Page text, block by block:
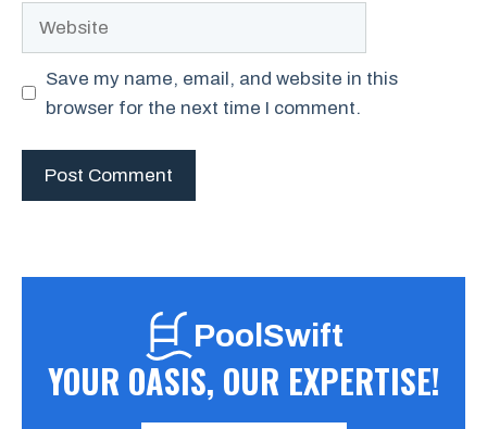
Save my name, email, and website in this
browser for the next time I comment.
PoolSwift
YOUR OASIS, OUR EXPERTISE!